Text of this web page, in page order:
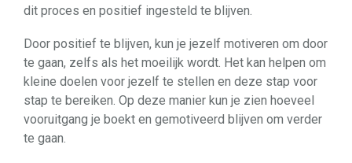
dit proces en positief ingesteld te blijven.
Door positief te blijven, kun je jezelf motiveren om door
te gaan, zelfs als het moeilijk wordt. Het kan helpen om
kleine doelen voor jezelf te stellen en deze stap voor
stap te bereiken. Op deze manier kun je zien hoeveel
vooruitgang je boekt en gemotiveerd blijven om verder
te gaan.